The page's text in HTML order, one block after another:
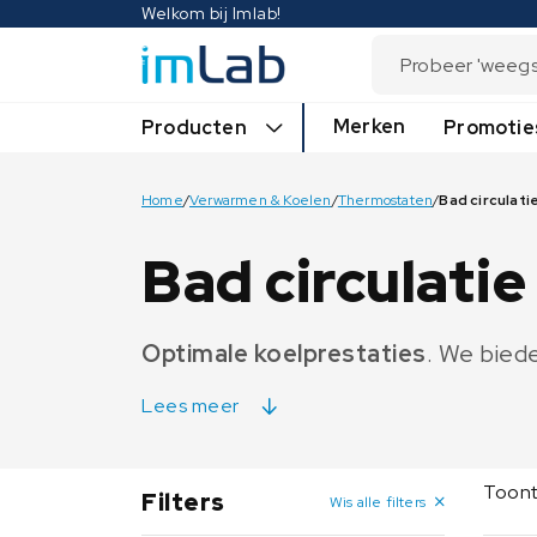
Welkom bij Imlab!
Producten Merken
Home/Verwarmen & Koelen/Thermostaten/Bad
Bad
Optimale koelprestaties. We
Lees meer
Filters Wis alle filters